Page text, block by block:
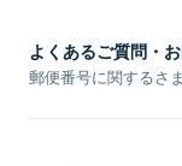
よくあるご質問・
郵便番号に関するさ